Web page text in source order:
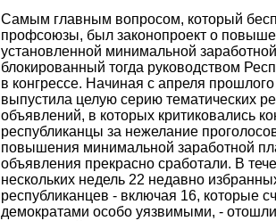
Самым главным вопросом, который
профсоюзы, был законопроект о
установленной минимальной
блокированный тогда руководством
в конгрессе. Начиная с апреля
выпустила целую серию тематических
объявлений, в которых критиковались
республиканцы за нежелание
повышения минимальной заработной
объявления прекрасно сработали. В
нескольких недель 22 недавно
республиканцев - включая 16, которые
демократами особо уязвимыми, -